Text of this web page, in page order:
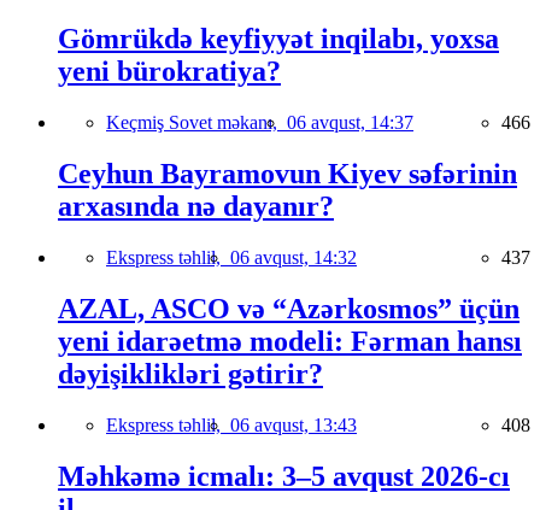
Gömrükdə keyfiyyət inqilabı, yoxsa
yeni bürokratiya?
Keçmiş Sovet məkanı, 06 avqust, 14:37 466
Ceyhun Bayramovun Kiyev səfərinin
arxasında nə dayanır?
Ekspress təhlil, 06 avqust, 14:32 437
AZAL, ASCO və “Azərkosmos” üçün
yeni idarəetmə modeli: Fərman hansı
dəyişiklikləri gətirir?
Ekspress təhlil, 06 avqust, 13:43 408
Məhkəmə icmalı: 3–5 avqust 2026-cı